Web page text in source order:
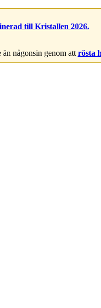
till Kristallen 2026.
någonsin genom att rösta